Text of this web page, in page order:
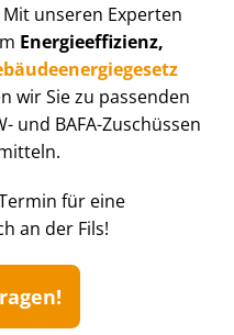
unseren Experten
En­er­gie­ef­fi­zi­enz,
wir Sie zu passenden
und BAFA-Zuschüssen
für eine
an der Fils!